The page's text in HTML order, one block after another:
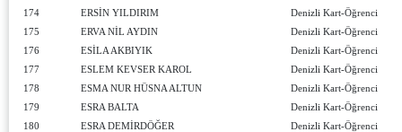
174
ERSİN YILDIRIM
Denizli Kart-Öğrenci
175
ERVA NİL AYDIN
Denizli Kart-Öğrenci
176
ESİLA AKBIYIK
Denizli Kart-Öğrenci
177
ESLEM KEVSER KAROL
Denizli Kart-Öğrenci
178
ESMA NUR HÜSNA ALTUN
Denizli Kart-Öğrenci
179
ESRA BALTA
Denizli Kart-Öğrenci
180
ESRA DEMİRDÖĞER
Denizli Kart-Öğrenci